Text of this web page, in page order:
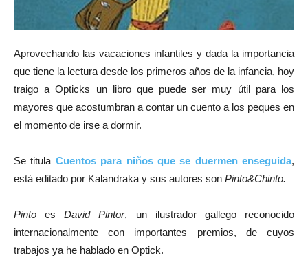
Aprovechando las vacaciones infantiles y dada la importancia
que tiene la lectura desde los primeros años de la infancia, hoy
traigo a Opticks un libro que puede ser muy útil para los
mayores que acostumbran a contar un cuento a los peques en
el momento de irse a dormir.
Se titula Cuentos para niños que se duermen enseguida,
está editado por Kalandraka y sus autores son Pinto&Chinto.
PintoesDavid Pintor, un ilustrador gallego reconocido
internacionalmente con importantes premios, de cuyos
trabajos ya he hablado en Optick.